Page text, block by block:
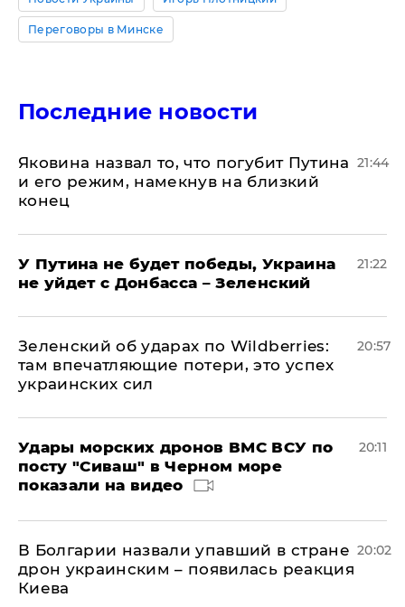
Переговоры в Минске
Последние новости
Яковина назвал то, что погубит Путина
и его режим, намекнув на близкий
конец
21:44
У Путина не будет победы, Украина
не уйдет с Донбасса – Зеленский
21:22
Зеленский об ударах по Wildberries:
там впечатляющие потери, это успех
украинских сил
20:57
Удары морских дронов ВМС ВСУ по
посту "Сиваш" в Черном море
показали на видео
20:11
В Болгарии назвали упавший в стране
дрон украинским – появилась реакция
Киева
20:02